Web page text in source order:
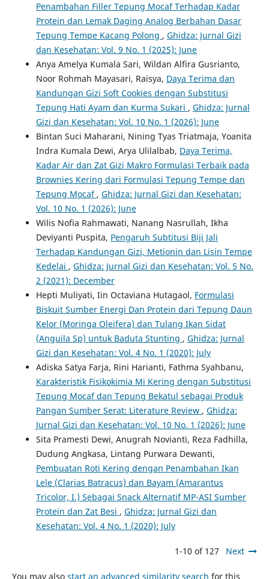
Penambahan Filler Tepung Mocaf Terhadap Kadar
Protein dan Lemak Daging Analog Berbahan Dasar
Tepung Tempe Kacang Polong , Ghidza: Jurnal Gizi
dan Kesehatan: Vol. 9 No. 1 (2025): June
Anya Amelya Kumala Sari, Wildan Alfira Gusrianto,
Noor Rohmah Mayasari, Raisya, Daya Terima dan
Kandungan Gizi Soft Cookies dengan Substitusi
Tepung Hati Ayam dan Kurma Sukari , Ghidza: Jurnal
Gizi dan Kesehatan: Vol. 10 No. 1 (2026): June
Bintan Suci Maharani, Nining Tyas Triatmaja, Yoanita
Indra Kumala Dewi, Arya Ulilalbab, Daya Terima,
Kadar Air dan Zat Gizi Makro Formulasi Terbaik pada
Brownies Kering dari Formulasi Tepung Tempe dan
Tepung Mocaf , Ghidza: Jurnal Gizi dan Kesehatan:
Vol. 10 No. 1 (2026): June
Wilis Nofia Rahmawati, Nanang Nasrullah, Ikha
Deviyanti Puspita, Pengaruh Subtitusi Biji Jali
Terhadap Kandungan Gizi, Metionin dan Lisin Tempe
Kedelai , Ghidza: Jurnal Gizi dan Kesehatan: Vol. 5 No.
2 (2021): December
Hepti Muliyati, Iin Octaviana Hutagaol, Formulasi
Biskuit Sumber Energi Dan Protein dari Tepung Daun
Kelor (Moringa Oleifera) dan Tulang Ikan Sidat
(Anguila Sp) untuk Baduta Stunting , Ghidza: Jurnal
Gizi dan Kesehatan: Vol. 4 No. 1 (2020): July
Adiska Satya Farja, Rini Harianti, Fathma Syahbanu,
Karakteristik Fisikokimia Mi Kering dengan Substitusi
Tepung Mocaf dan Tepung Bekatul sebagai Produk
Pangan Sumber Serat: Literature Review , Ghidza:
Jurnal Gizi dan Kesehatan: Vol. 10 No. 1 (2026): June
Sita Pramesti Dewi, Anugrah Novianti, Reza Fadhilla,
Dudung Angkasa, Lintang Purwara Dewanti,
Pembuatan Roti Kering dengan Penambahan Ikan
Lele (Clarias Batracus) dan Bayam (Amarantus
Tricolor, I.) Sebagai Snack Alternatif MP-ASI Sumber
Protein dan Zat Besi , Ghidza: Jurnal Gizi dan
Kesehatan: Vol. 4 No. 1 (2020): July
1-10 of 127 Next
You may also start an advanced similarity search for this